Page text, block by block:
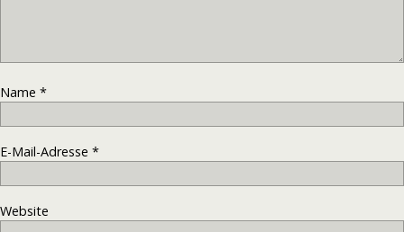
Name *
E-Mail-Adresse *
Website